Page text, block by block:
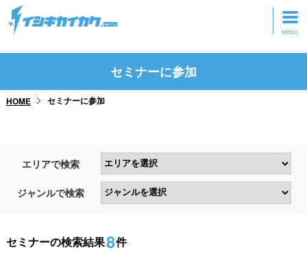
トップページ
研修・ツアーに参加
セミナーに参加
HOME セミナーに参加
エリアで検索
ジャンルで検索
セミナーの検索結果8件